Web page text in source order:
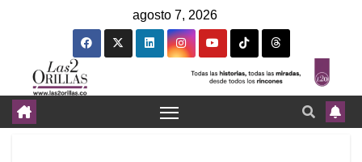
agosto 7, 2026